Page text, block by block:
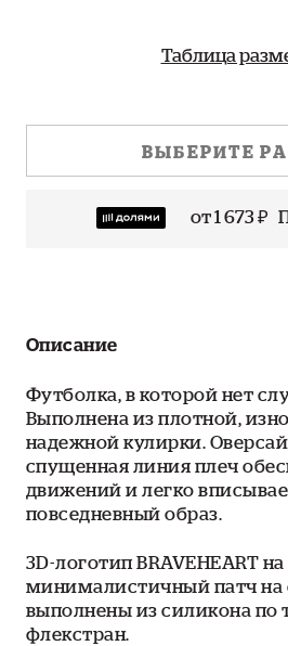
Таблица
ВЫБЕРИТЕ
от 1 673 ₽
Описание
Футболка, в которой нет
Выполнена из плотной,
надежной кулирки.
спущенная линия плеч
движений и легко
повседневный образ.
3D-логотип BRAVEHEART
минималистичный патч на
выполнены из силикона по
флекстран.